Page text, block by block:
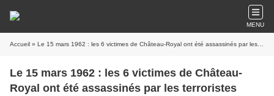
MENU
Accueil » Le 15 mars 1962 : les 6 victimes de Château-Royal ont été assassinés par les terroristes fascistes de l’OAS
Le 15 mars 1962 : les 6 victimes de Château-
Royal ont été assassinés par les terroristes